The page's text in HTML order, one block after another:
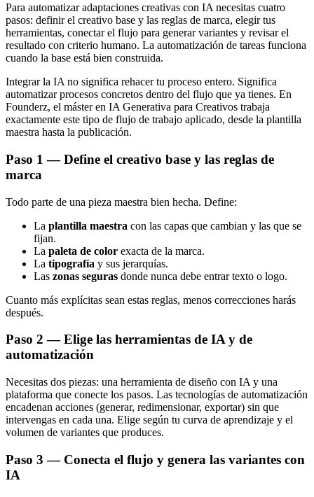
Para automatizar adaptaciones creativas con IA necesitas cuatro
pasos: definir el creativo base y las reglas de marca, elegir tus
herramientas, conectar el flujo para generar variantes y revisar el
resultado con criterio humano. La automatización de tareas funciona
cuando la base está bien construida.
Integrar la IA no significa rehacer tu proceso entero. Significa
automatizar procesos concretos dentro del flujo que ya tienes. En
Founderz, el máster en IA Generativa para Creativos trabaja
exactamente este tipo de flujo de trabajo aplicado, desde la plantilla
maestra hasta la publicación.
Paso 1 — Define el creativo base y las reglas de
marca
Todo parte de una pieza maestra bien hecha. Define:
La plantilla maestra con las capas que cambian y las que se
fijan.
La paleta de color exacta de la marca.
La tipografía y sus jerarquías.
Las zonas seguras donde nunca debe entrar texto o logo.
Cuanto más explícitas sean estas reglas, menos correcciones harás
después.
Paso 2 — Elige las herramientas de IA y de
automatización
Necesitas dos piezas: una herramienta de diseño con IA y una
plataforma que conecte los pasos. Las tecnologías de automatización
encadenan acciones (generar, redimensionar, exportar) sin que
intervengas en cada una. Elige según tu curva de aprendizaje y el
volumen de variantes que produces.
Paso 3 — Conecta el flujo y genera las variantes con
IA